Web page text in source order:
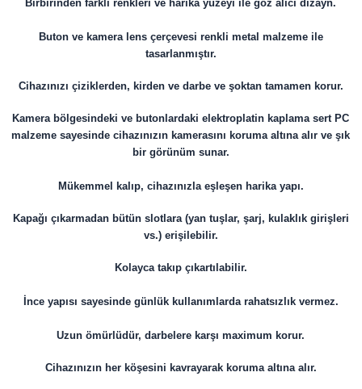
Birbirinden farklı renkleri ve harika yüzeyi ile göz alıcı dizayn.
Buton ve kamera lens çerçevesi renkli metal malzeme ile
tasarlanmıştır.
Cihazınızı çiziklerden, kirden ve darbe ve şoktan tamamen korur.
Kamera bölgesindeki ve butonlardaki elektroplatin kaplama sert PC
malzeme sayesinde cihazınızın kamerasını koruma altına alır ve şık
bir görünüm sunar.
Mükemmel kalıp, cihazınızla eşleşen harika yapı.
Kapağı çıkarmadan bütün slotlara (yan tuşlar, şarj, kulaklık girişleri
vs.) erişilebilir.
Kolayca takıp çıkartılabilir.
İnce yapısı sayesinde günlük kullanımlarda rahatsızlık vermez.
Uzun ömürlüdür, darbelere karşı maximum korur.
​​​​​​​Cihazınızın her köşesini kavrayarak koruma altına alır.